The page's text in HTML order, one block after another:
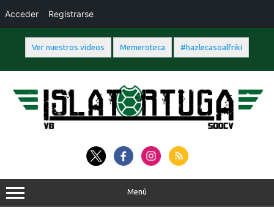
Ver nuestros videos Memeroteca #hazlecasoalfriki
contenido
Menú
Acceder Registrarse